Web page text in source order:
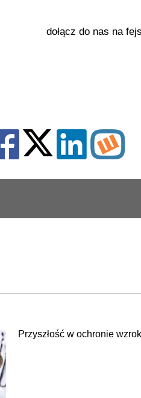
dołącz do nas na
Przyszłość w ochronie